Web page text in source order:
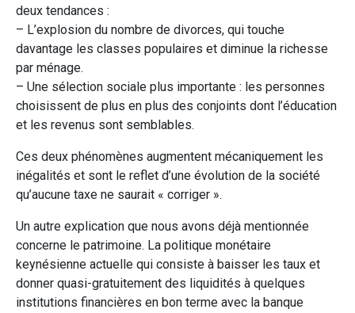
deux tendances :
– L’explosion du nombre de divorces, qui touche
davantage les classes populaires et diminue la richesse
par ménage.
– Une sélection sociale plus importante : les personnes
choisissent de plus en plus des conjoints dont l’éducation
et les revenus sont semblables.
Ces deux phénomènes augmentent mécaniquement les
inégalités et sont le reflet d’une évolution de la société
qu’aucune taxe ne saurait « corriger ».
Un autre explication que nous avons déjà mentionnée
concerne le patrimoine. La politique monétaire
keynésienne actuelle qui consiste à baisser les taux et
donner quasi-gratuitement des liquidités à quelques
institutions financières en bon terme avec la banque